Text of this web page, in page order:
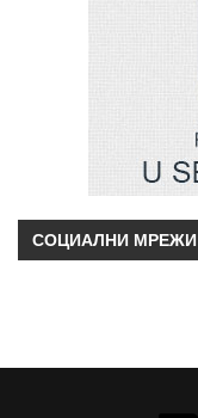
СОЦИАЛНИ МРЕЖИ